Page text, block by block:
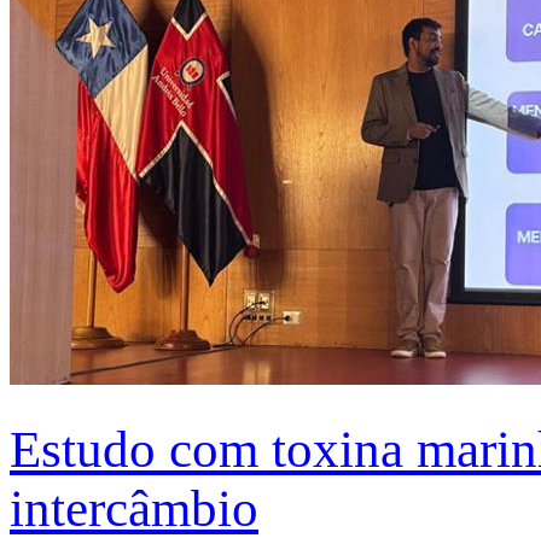
Estudo com toxina
intercâmbio